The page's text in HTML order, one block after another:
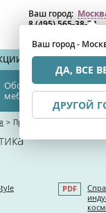
Ваш город:
Ваш город -
ДА, ВСЕ
ДРУГОЙ
8 (495) 565-38-74
И СКИДКИ
Оборудование и
мебель
> Профессиональная